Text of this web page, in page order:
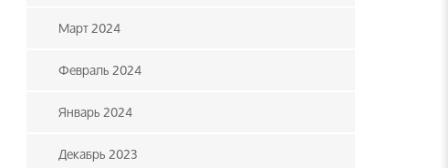
Март 2024
Февраль 2024
Январь 2024
Декабрь 2023